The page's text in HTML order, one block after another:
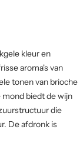
kleur en
aroma's van
tonen van brioche
mond biedt de wijn
die
De afdronk is